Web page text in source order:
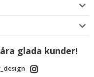
glada kunder!